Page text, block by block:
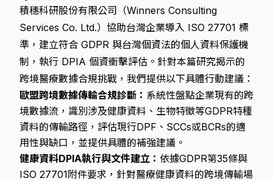
積穗科研股份有限公司（Winners Consulting
Services Co. Ltd.）協助台灣企業導入 ISO 27701 標
準，建立符合 GDPR 與台灣個資法的個人資料保護機
制，執行 DPIA 個資衝擊評估。針對本篇研究揭示的
跨境醫療數據合規挑戰，我們提供以下具體行動建議：
歐盟跨境數據傳輸合規診斷： 系統性盤點企業現有的跨
境數據流，識別涉及健康資料、生物特徵等GDPR特種
資料的傳輸路徑，評估現行DPF、SCCs或BCRs的適
用性與缺口，並提供具體的補強建議。
健康資料DPIA執行與文件建立： 依據GDPR第35條與
ISO 27701附件要求，針對醫療健康資料的跨境傳輸場